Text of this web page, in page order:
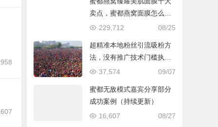
卖点，蜜都燕窝面膜怎么
样？
08/25
229,712
超精准本地粉丝引流吸粉方
法，没有推广技术门槛执行
就可以每天加粉1000+，附
精准粉套路
09/07
37,574
蜜都无敌模式嘉宾分享部分
成功案例（持续更新）
08/27
16,607